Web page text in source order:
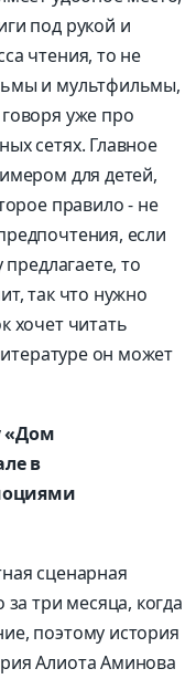
под рукой и
чтения, то не
и мультфильмы,
уже про
сетях. Главное
для детей,
правило - не
если
то
так что нужно
хочет читать
он может
«Дом
в
сценарная
три месяца, когда
поэтому история
Алиота Аминова